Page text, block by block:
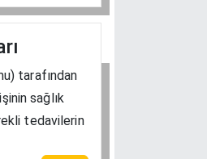
tarafından
sağlık
tedavilerin